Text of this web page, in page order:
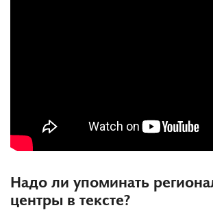
Надо ли упоминать
центры в тексте?